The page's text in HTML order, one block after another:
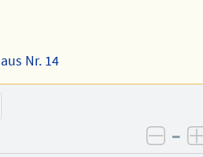
Nr. 14
–